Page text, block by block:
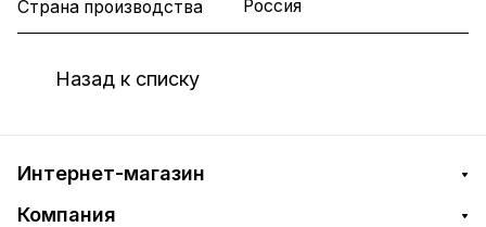
Страна производства Россия
Назад к списку
Интернет-магазин
Компания